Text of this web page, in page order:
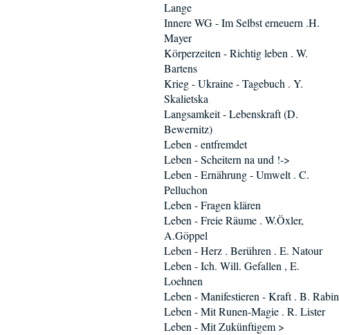
Lange
Innere WG - Im Selbst erneuern .H.
Mayer
Körperzeiten - Richtig leben . W.
Bartens
Krieg - Ukraine - Tagebuch . Y.
Skalietska
Langsamkeit - Lebenskraft (D.
Bewernitz)
Leben - entfremdet
Leben - Scheitern na und !->
Leben - Ernährung - Umwelt . C.
Pelluchon
Leben - Fragen klären
Leben - Freie Räume . W.Öxler,
A.Göppel
Leben - Herz . Berühren . E. Natour
Leben - Ich. Will. Gefallen , E.
Loehnen
Leben - Manifestieren - Kraft . B. Rabin
Leben - Mit Runen-Magie . R. Lister
Leben - Mit Zukünftigem >